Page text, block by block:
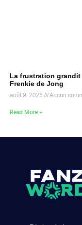
La frustration grandit
Frenkie de Jong
août 9, 2026 Aucun
Read More »